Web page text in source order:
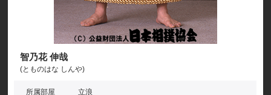
智乃花 伸哉
(とものはな しんや)
所属部屋 立浪